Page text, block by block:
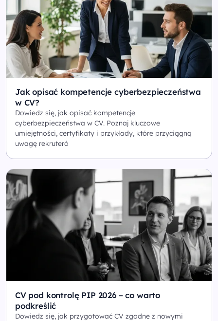
Jak opisać kompetencje cyberbezpieczeństwa
w CV?
Dowiedz się, jak opisać kompetencje
cyberbezpieczeństwa w CV. Poznaj kluczowe
umiejętności, certyfikaty i przykłady, które przyciągną
uwagę rekruteró
CV pod kontrolę PIP 2026 – co warto
podkreślić
Dowiedz się, jak przygotować CV zgodne z nowymi